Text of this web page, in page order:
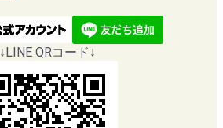
↓LINE QRコード↓